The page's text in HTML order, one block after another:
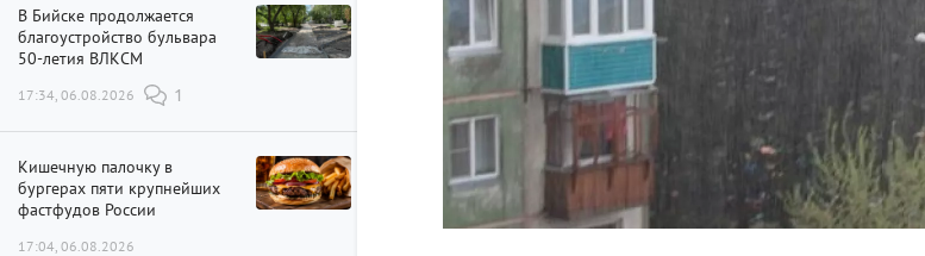
В Бийске продолжается
благоустройство бульвара
50-летия ВЛКСМ
17:34, 06.08.2026 1
Кишечную палочку в
бургерах пяти крупнейших
фастфудов России
17:04, 06.08.2026